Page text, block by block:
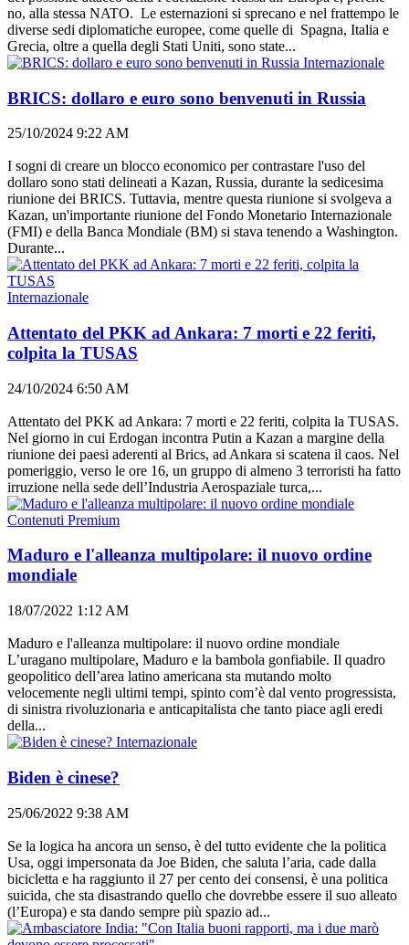
no, alla stessa NATO. Le esternazioni si sprecano e nel frattempo le
diverse sedi diplomatiche europee, come quelle di Spagna, Italia e
Grecia, oltre a quella degli Stati Uniti, sono state...
Internazionale
BRICS: dollaro e euro sono benvenuti in Russia
25/10/2024 9:22 AM
I sogni di creare un blocco economico per contrastare l'uso del
dollaro sono stati delineati a Kazan, Russia, durante la sedicesima
riunione dei BRICS. Tuttavia, mentre questa riunione si svolgeva a
Kazan, un'importante riunione del Fondo Monetario Internazionale
(FMI) e della Banca Mondiale (BM) si stava tenendo a Washington.
Durante...
Internazionale
Attentato del PKK ad Ankara: 7 morti e 22 feriti,
colpita la TUSAS
24/10/2024 6:50 AM
Attentato del PKK ad Ankara: 7 morti e 22 feriti, colpita la TUSAS.
Nel giorno in cui Erdogan incontra Putin a Kazan a margine della
riunione dei paesi aderenti al Brics, ad Ankara si scatena il caos. Nel
pomeriggio, verso le ore 16, un gruppo di almeno 3 terroristi ha fatto
irruzione nella sede dell’Industria Aerospaziale turca,...
Contenuti Premium
Maduro e l'alleanza multipolare: il nuovo ordine
mondiale
18/07/2022 1:12 AM
Maduro e l'alleanza multipolare: il nuovo ordine mondiale
L’uragano multipolare, Maduro e la bambola gonfiabile. Il quadro
geopolitico dell’area latino americana sta mutando molto
velocemente negli ultimi tempi, spinto com’è dal vento progressista,
di sinistra rivoluzionaria e anticapitalista che tanto piace agli eredi
della...
Internazionale
Biden è cinese?
25/06/2022 9:38 AM
Se la logica ha ancora un senso, è del tutto evidente che la politica
Usa, oggi impersonata da Joe Biden, che saluta l’aria, cade dalla
bicicletta e ha raggiunto il 27 per cento dei consensi, è una politica
suicida, che sta disastrando quello che dovrebbe essere il suo alleato
(l’Europa) e sta dando sempre più spazio ad...